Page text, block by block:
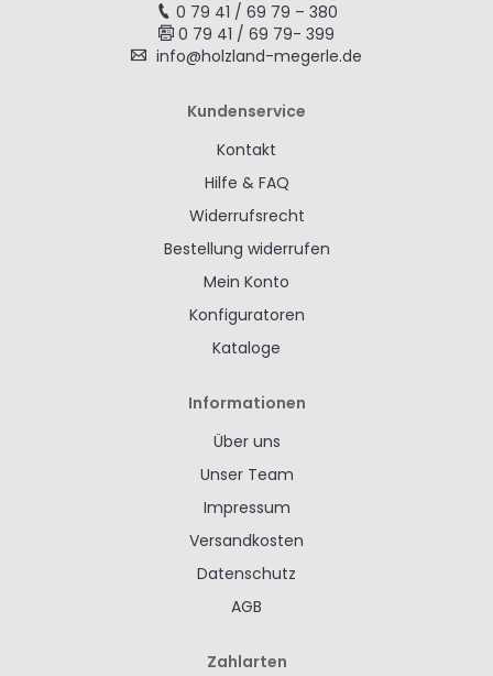
0 79 41 / 69 79 – 380
0 79 41 / 69 79- 399
info@holzland-megerle.de
Kundenservice
Kontakt
Hilfe & FAQ
Widerrufsrecht
Bestellung widerrufen
Mein Konto
Konfiguratoren
Kataloge
Informationen
Über uns
Unser Team
Impressum
Versandkosten
Datenschutz
AGB
Zahlarten